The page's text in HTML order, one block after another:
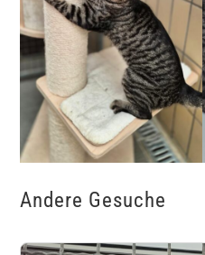
Andere Gesuche